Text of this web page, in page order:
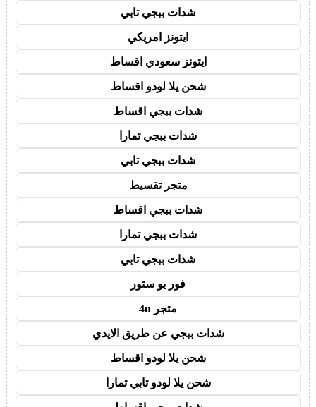
شدات ببجي تابي
ايتونز امريكي
ايتونز سعودي اقساط
شحن يلا لودو اقساط
شدات ببجي اقساط
شدات ببجي تمارا
شدات ببجي تابي
متجر تقسيط
شدات ببجي اقساط
شدات ببجي تمارا
شدات ببجي تابي
فور يو ستور
متجر 4u
شدات ببجي عن طريق الايدي
شحن يلا لودو اقساط
شحن يلا لودو تابي تمارا